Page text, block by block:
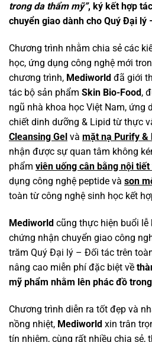
trong da thẩm mỹ”, ký kết hợp
chuyển giao dành cho Quý Đại
Chương trình nhằm chia sẻ các
học, ứng dụng công nghệ mới
chương trình, Mediworld đã giới
tác bộ sản phẩm Skin Bio-Food ,
ngũ nhà khoa học Việt Nam, ứng
chiết dinh dưỡng & Lipid từ thực
Cleansing Gel và mặt nạ Purify &
nhận được sự quan tâm không
phẩm viên uống cân bằng nội
dụng công nghệ peptide và son
toàn từ công nghệ sinh học kết
Mediworld cũng thực hiện buổi lễ
chứng nhận chuyển giao công
trăm Quý Đại lý – Đối tác trên
nâng cao miễn phí đặc biệt về
mỹ phẩm nhằm lên phác đồ
Chương trình diễn ra tốt đẹp và
nồng nhiệt, Mediworld xin trân
tín nhiệm, cùng rất nhiều chia sẻ,